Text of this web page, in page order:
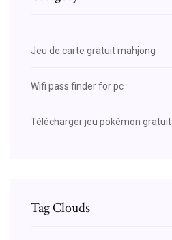
Jeu de carte gratuit mahjong
Wifi pass finder for pc
Télécharger jeu pokémon gratuit
Tag Clouds